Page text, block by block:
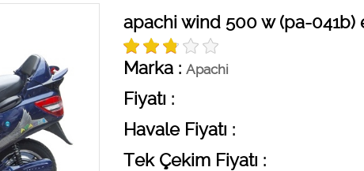
apachi wind 500 w (pa-
Marka : Apachi
Fiyatı :
Havale Fiyatı :
Tek Çekim Fiyatı :